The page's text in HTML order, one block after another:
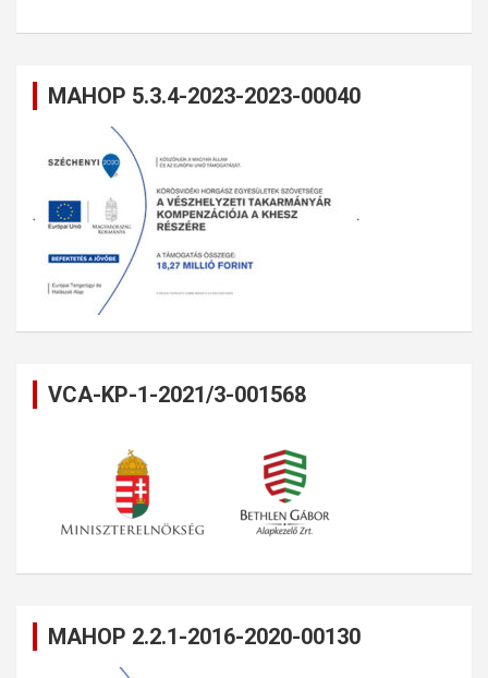
MAHOP 5.3.4-2023-2023-00040
VCA-KP-1-2021/3-001568
MAHOP 2.2.1-2016-2020-00130